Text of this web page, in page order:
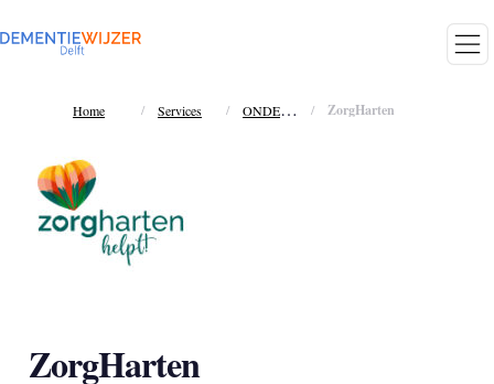
Home / Services / O
NDERSTEUNING MANTELZORGER / ZorgHarten
ZorgHarten